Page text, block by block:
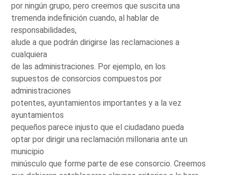
por ningún grupo, pero creemos que suscita una
tremenda indefinición cuando, al hablar de
responsabilidades,
alude a que podrán dirigirse las reclamaciones a
cualquiera
de las administraciones. Por ejemplo, en los
supuestos de consorcios compuestos por
administraciones
potentes, ayuntamientos importantes y a la vez
ayuntamientos
pequeños parece injusto que el ciudadano pueda
optar por dirigir una reclamación millonaria ante un
municipio
minúsculo que forme parte de ese consorcio. Creemos